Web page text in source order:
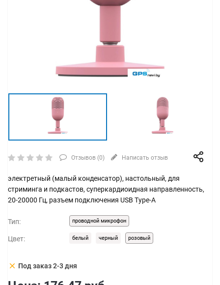
Отзывов (0) Написать отзыв
электретный (малый конденсатор), настольный, для
стриминга и подкастов, суперкардиоидная направленность,
20-20000 Гц, разъем подключения USB Type-A
Тип: проводной микрофон
Цвет: белый черный розовый
clear Под заказ 2-3 дня